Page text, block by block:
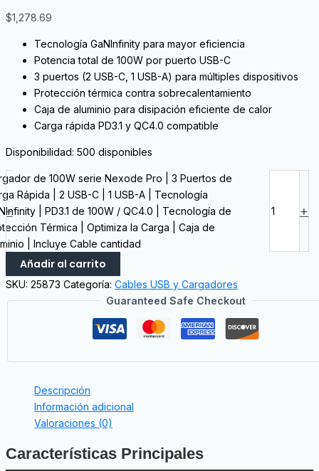
$1,278.69
Tecnología GaNInfinity para mayor eficiencia
Potencia total de 100W por puerto USB-C
3 puertos (2 USB-C, 1 USB-A) para múltiples dispositivos
Protección térmica contra sobrecalentamiento
Caja de aluminio para disipación eficiente de calor
Carga rápida PD3.1 y QC4.0 compatible
Disponibilidad: 500 disponibles
-
de 100W serie Nexode Pro | 3 Puertos de
Rápida | 2 USB-C | 1 USB-A | Tecnología
| PD3.1 de 100W / QC4.0 | Tecnología de
Térmica | Optimiza la Carga | Caja de
| Incluye Cable cantidad
+
Añadir al carrito
SKU: 25873 Categoría: Cables USB y Cargadores
Guaranteed Safe Checkout
Descripción
Información adicional
Valoraciones (0)
Características Principales